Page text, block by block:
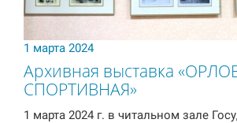
1 марта 2024
Архивная выставка
СПОРТИВНАЯ»
1 марта 2024 г. в читальном зале